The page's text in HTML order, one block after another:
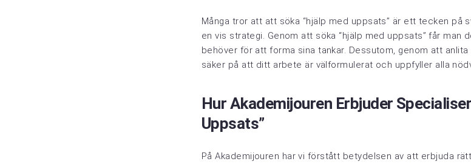
Många tror att att söka “hjälp med uppsats” är ett tecken på
en vis strategi. Genom att söka “hjälp med uppsats” får man
behöver för att forma sina tankar. Dessutom, genom att anlita
säker på att ditt arbete är välformulerat och uppfyller alla
Hur Akademijouren Erbjuder
Uppsats”
På Akademijouren har vi förstått betydelsen av att erbjuda